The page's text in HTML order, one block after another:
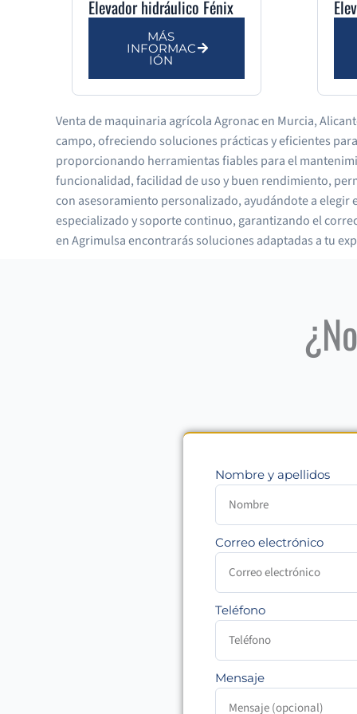
Elevador hidráulico Fénix
MÁS
INFORMAC
IÓN
Venta de maquinaria agrícola Agronac en Murcia,
campo, ofreciendo soluciones prácticas y eficientes
proporcionando herramientas fiables para el
funcionalidad, facilidad de uso y buen rendimiento,
con asesoramiento personalizado, ayudándote a elegir
especializado y soporte continuo, garantizando el
en Agrimulsa encontrarás soluciones adaptadas a tu
Nombre y apellidos
Correo electrónico
Teléfono
Mensaje